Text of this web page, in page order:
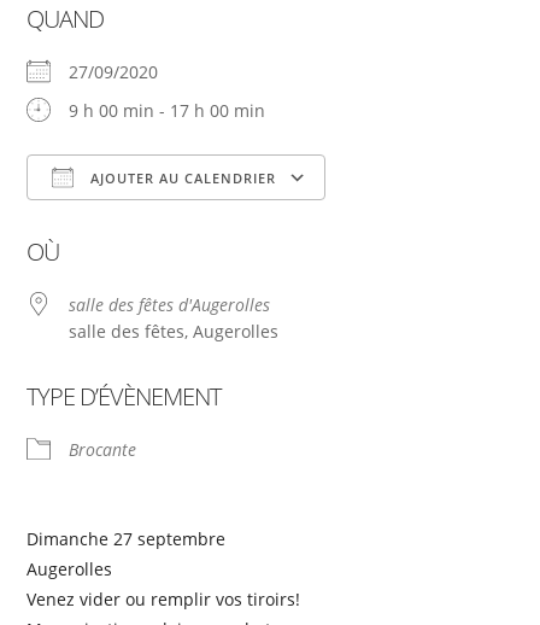
QUAND
27/09/2020
9 h 00 min - 17 h 00 min
AJOUTER AU CALENDRIER
OÙ
salle des fêtes d'Augerolles
salle des fêtes, Augerolles
TYPE D’ÉVÈNEMENT
Brocante
Dimanche 27 septembre
Augerolles
Venez vider ou remplir vos tiroirs!